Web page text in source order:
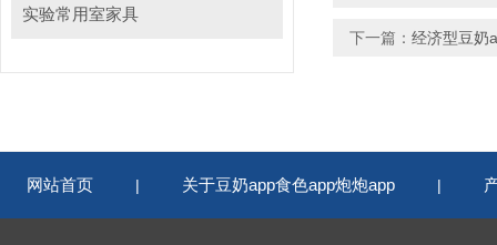
实验常用室家具
下一篇： 经济型豆奶
网站首页 | 关于豆奶app食色app炮炮app |